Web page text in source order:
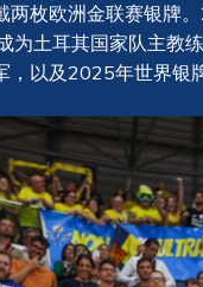
两枚欧洲金联赛银牌
为土耳其国家队主教
，以及2025年世界银